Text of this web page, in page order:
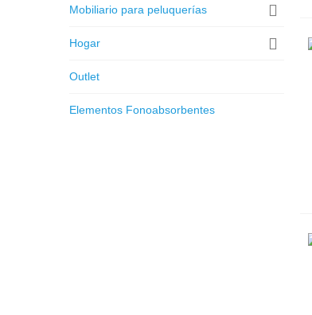
Mobiliario para peluquerías
Hogar
Outlet
Elementos Fonoabsorbentes